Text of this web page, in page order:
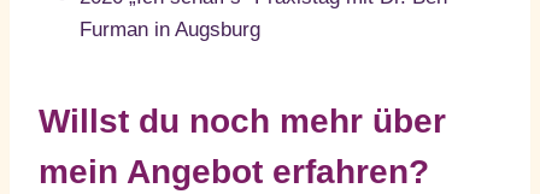
Furman in Augsburg
Willst du noch mehr über
mein Angebot erfahren?